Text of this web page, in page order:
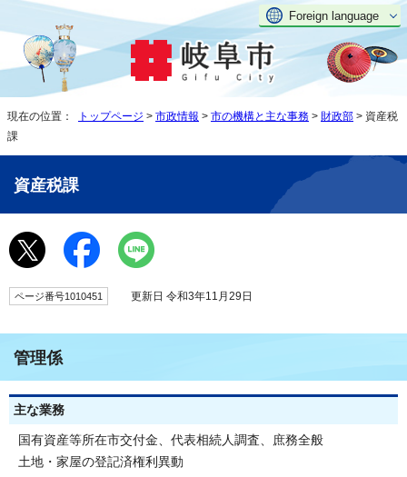
Foreign language
現在の位置： トップページ > 市政情報 > 市の機構と主な事務 > 財政部 > 資産税
課
資産税課
ページ番号1010451 更新日 令和3年11月29日
管理係
主な業務
国有資産等所在市交付金、代表相続人調査、庶務全般
土地・家屋の登記済権利異動